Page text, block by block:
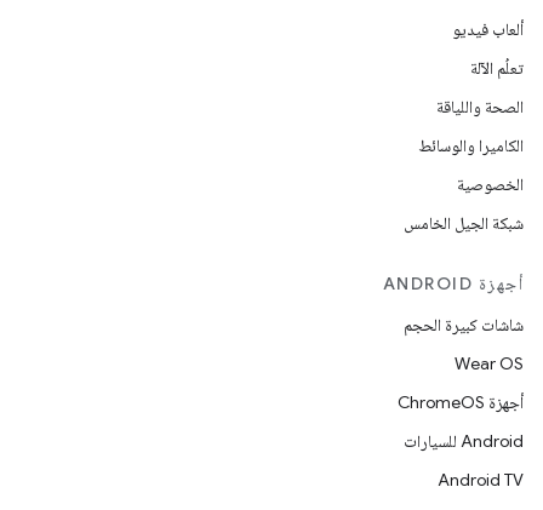
ألعاب فيديو
تعلُم الآلة
الصحة واللياقة
الكاميرا والوسائط
الخصوصية
شبكة الجيل الخامس
أجهزة ANDROID
شاشات كبيرة الحجم
Wear OS
أجهزة ChromeOS
Android للسيارات
Android TV